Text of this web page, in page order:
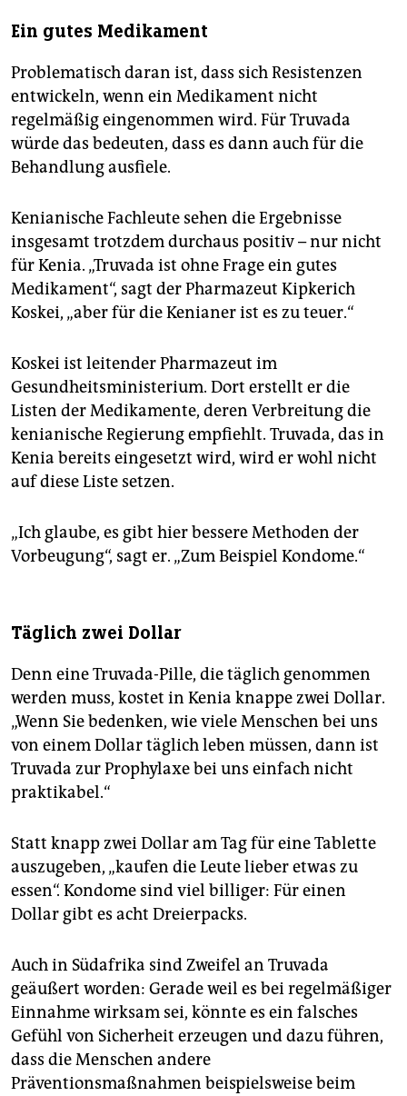
Ein gutes Medikament
Problematisch daran ist, dass sich Resistenzen
entwickeln, wenn ein Medikament nicht
regelmäßig eingenommen wird. Für Truvada
würde das bedeuten, dass es dann auch für die
Behandlung ausfiele.
Kenianische Fachleute sehen die Ergebnisse
insgesamt trotzdem durchaus positiv – nur nicht
für Kenia. „Truvada ist ohne Frage ein gutes
Medikament“, sagt der Pharmazeut Kipkerich
Koskei, „aber für die Kenianer ist es zu teuer.“
Koskei ist leitender Pharmazeut im
Gesundheitsministerium. Dort erstellt er die
Listen der Medikamente, deren Verbreitung die
kenianische Regierung empfiehlt. Truvada, das in
Kenia bereits eingesetzt wird, wird er wohl nicht
auf diese Liste setzen.
„Ich glaube, es gibt hier bessere Methoden der
Vorbeugung“, sagt er. „Zum Beispiel Kondome.“
Täglich zwei Dollar
Denn eine Truvada-Pille, die täglich genommen
werden muss, kostet in Kenia knappe zwei Dollar.
„Wenn Sie bedenken, wie viele Menschen bei uns
von einem Dollar täglich leben müssen, dann ist
Truvada zur Prophylaxe bei uns einfach nicht
praktikabel.“
Statt knapp zwei Dollar am Tag für eine Tablette
auszugeben, „kaufen die Leute lieber etwas zu
essen“. Kondome sind viel billiger: Für einen
Dollar gibt es acht Dreierpacks.
Auch in Südafrika sind Zweifel an Truvada
geäußert worden: Gerade weil es bei regelmäßiger
Einnahme wirksam sei, könnte es ein falsches
Gefühl von Sicherheit erzeugen und dazu führen,
dass die Menschen andere
Präventionsmaßnahmen beispielsweise beim